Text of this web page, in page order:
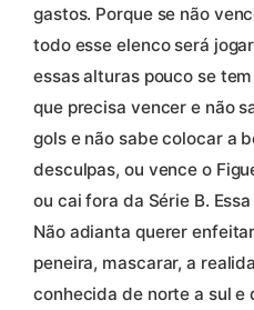
gastos. Porque se não
todo esse elenco será
essas alturas pouco se
que precisa vencer e não
gols e não sabe colocar a
desculpas, ou vence o
ou cai fora da Série B.
Não adianta querer
peneira, mascarar, a
conhecida de norte a sul e